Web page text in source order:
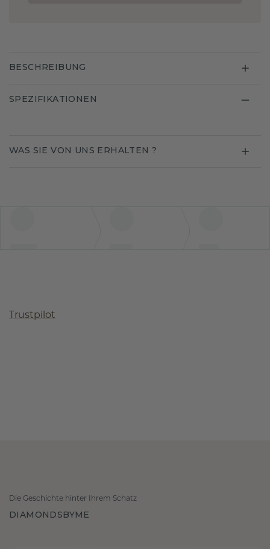
BESCHREIBUNG
SPEZIFIKATIONEN
WAS SIE VON UNS ERHALTEN ?
Trustpilot
Die Geschichte hinter Ihrem Schatz
DIAMONDSBYME